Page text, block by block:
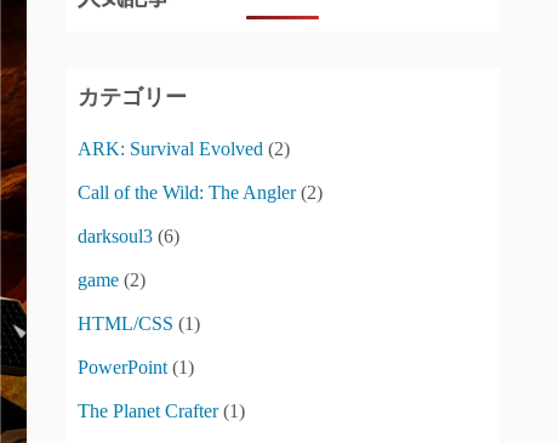
カテゴリー
ARK: Survival Evolved (2)
Call of the Wild: The Angler(2)
darksoul3 (6)
game (2)
HTML/CSS (1)
PowerPoint (1)
The Planet Crafter(1)